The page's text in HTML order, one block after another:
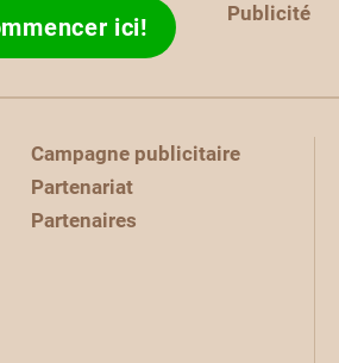
ici! Publicité
Campagne publicitaire
Partenariat
Partenaires